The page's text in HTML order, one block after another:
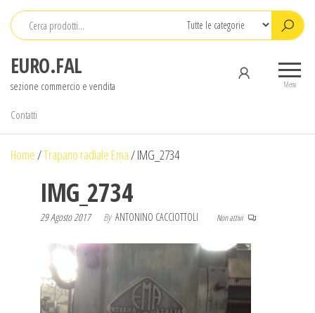
Salta
contenuto
EURO.FAL
sezione commercio e vendita Menu
Contatti
Home/Trapano radiale Ema/IMG_2734
IMG_2734
29 Agosto 2017 By ANTONINO CACCIOTTOLI Non attivi